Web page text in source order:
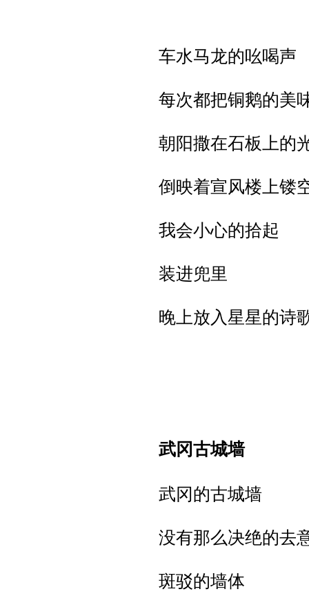
车水马龙的吆喝声
每次都把铜鹅的美
朝阳撒在石板上的
倒映着宣风楼上镂
我会小心的拾起
装进兜里
晚上放入星星的诗
武冈古城墙
武冈的古城墙
没有那么决绝的去
斑驳的墙体